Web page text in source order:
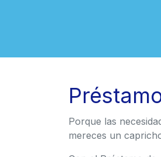
Porque las
mereces un